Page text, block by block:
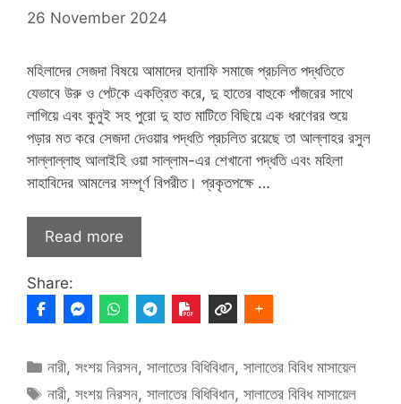
26 November 2024
মহিলাদের সেজদা বিষয়ে আমাদের হানাফি সমাজে প্রচলিত পদ্ধতিতে
যেভাবে উরু ও পেটকে একত্রিত করে, দু হাতের বাহুকে পাঁজরের সাথে
লাগিয়ে এবং কুনুই সহ পুরো দু হাত মাটিতে বিছিয়ে এক ধরণেরর শুয়ে
পড়ার মত করে সেজদা দেওয়ার পদ্ধতি প্রচলিত রয়েছে তা আল্লাহর রসুল
সাল্লাল্লাহু আলাইহি ওয়া সাল্লাম-এর শেখানো পদ্ধতি এবং মহিলা
সাহাবিদের আমলের সম্পূর্ণ বিপরীত। প্রকৃতপক্ষে …
Read more
Share:
Categories
নারী,সংশয় নিরসন,সালাতের বিধিবিধান,সালাতের বিবিধ মাসায়েল
Tags
নারী,সংশয় নিরসন,সালাতের বিধিবিধান,সালাতের বিবিধ মাসায়েল